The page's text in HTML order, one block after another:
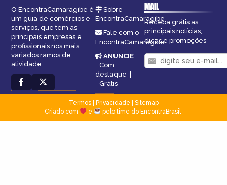
O EncontraCamaragibe é
um guia de comércios e
serviços, que tem as
principais empresas e
profissionais nos mais
variados ramos de
atividade.
Sobre
EncontraCamaragibe
Fale com o
EncontraCamaragibe
ANUNCIE:
Com
destaque |
Grátis
MAIL
Receba grátis as
principais notícias,
dicas e promoções
Termos| Privacidade
Sitemap
Criado com
e pelo time do EncontraBrasil